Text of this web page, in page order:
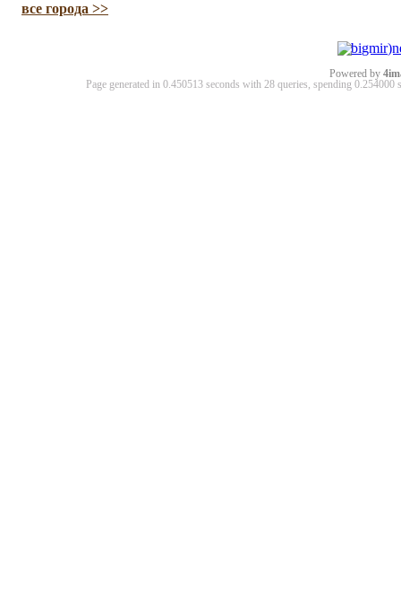
все города >>
Powered by
Page generated in 0.450513 seconds with 28 queries, spending